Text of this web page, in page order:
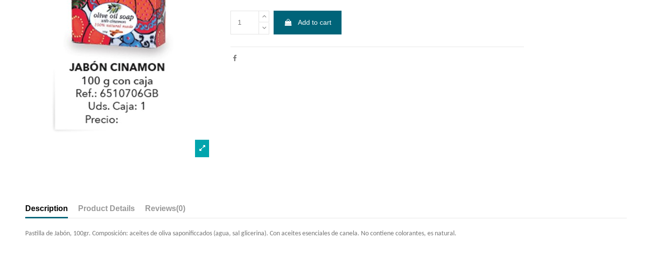
Add to cart
Description Product Details Reviews(0)
Pastilla de Jabón, 100gr. Composición: aceites de oliva saponificcados (agua, sal glicerina). Con aceites esenciales de canela. No contiene colorantes, es natural.